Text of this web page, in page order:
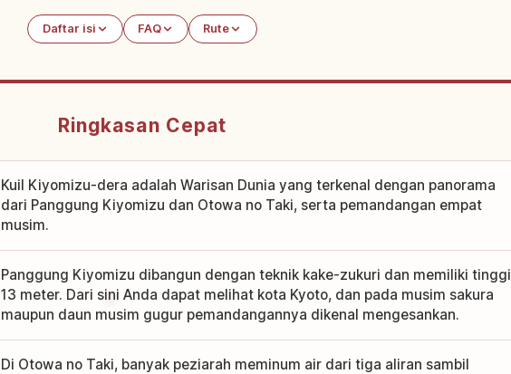
Daftar isi FAQ Rute
Ringkasan Cepat
Kuil Kiyomizu-dera adalah Warisan Dunia yang terkenal dengan panorama
dari Panggung Kiyomizu dan Otowa no Taki, serta pemandangan empat
musim.
Panggung Kiyomizu dibangun dengan teknik kake-zukuri dan memiliki tinggi
13 meter. Dari sini Anda dapat melihat kota Kyoto, dan pada musim sakura
maupun daun musim gugur pemandangannya dikenal mengesankan.
Di Otowa no Taki, banyak peziarah meminum air dari tiga aliran sambil